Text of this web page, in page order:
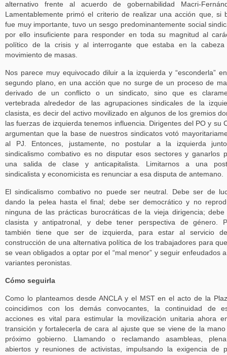
alternativo frente al acuerdo de gobernabilidad Macri-
Lamentablemente primó el criterio de realizar una acción que, si
fue muy importante, tuvo un sesgo predominantemente social
por ello insuficiente para responder en toda su magnitud al
político de la crisis y al interrogante que estaba en la cabeza
movimiento de masas.
Nos parece muy equivocado diluir a la izquierda y “esconderla”
segundo plano, en una acción que no surge de un proceso de
derivado de un conflicto o un sindicato, sino que es
vertebrada alrededor de las agrupaciones sindicales de la
clasista, es decir del activo movilizado en algunos de los gremios
las fuerzas de izquierda tenemos influencia. Dirigentes del PO y su
argumentan que la base de nuestros sindicatos votó
al PJ. Entonces, justamente, no postular a la izquierda
sindicalismo combativo es no disputar esos sectores y ganarlos
una salida de clase y anticapitalista. Limitarnos a una
sindicalista y economicista es renunciar a esa disputa de antemano.
El sindicalismo combativo no puede ser neutral. Debe ser de
dando la pelea hasta el final; debe ser democrático y no
ninguna de las prácticas burocráticas de la vieja dirigencia; debe
clasista y antipatronal, y debe tener perspectiva de género.
también tiene que ser de izquierda, para estar al servicio
construcción de una alternativa política de los trabajadores para
se vean obligados a optar por el “mal menor” y seguir enfeudados
variantes peronistas.
Cómo seguirla
Como lo planteamos desde ANCLA y el MST en el acto de la
coincidimos con los demás convocantes, la continuidad de
acciones es vital para estimular la movilización unitaria ahora
transición y fortalecerla de cara al ajuste que se viene de la
próximo gobierno. Llamando o reclamando asambleas,
abiertos y reuniones de activistas, impulsando la exigencia de